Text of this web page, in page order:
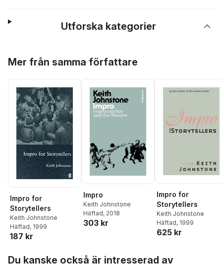
Utforska kategorier
Mer från samma författare
Impro for
Storytellers
Keith Johnstone
Häftad, 1999
187 kr
Impro
Keith Johnstone
Häftad, 2018
303 kr
Impro for
Storytellers
Keith Johnstone
Häftad, 1999
625 kr
Du kanske också är intresserad av